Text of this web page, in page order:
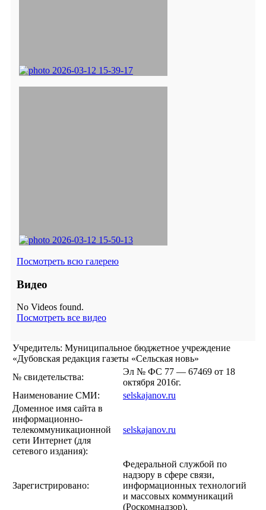
Посмотреть всю галерею
Видео
No Videos found.
Посмотреть все видео
Учредитель: Муниципальное бюджетное учреждение
«Дубовская редакция газеты «Сельская новь»
№ свидетельства:
Эл № ФС 77 — 67469 от 18
октября 2016г.
Наименование СМИ:
selskajanov.ru
Доменное имя сайта в
информационно-
телекоммуникационной
сети Интернет (для
сетевого издания):
selskajanov.ru
Зарегистрировано:
Федеральной службой по
надзору в сфере связи,
информационных технологий
и массовых коммуникаций
(Роскомнадзор).